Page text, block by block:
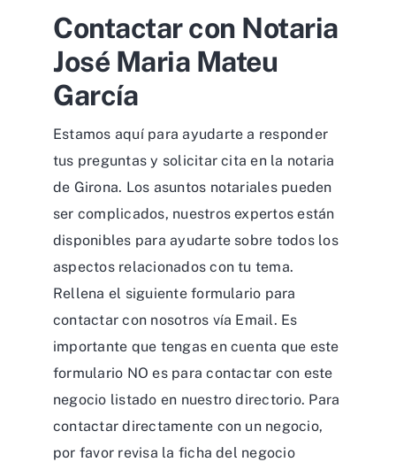
Contactar con Notaria
José Maria Mateu
García
Estamos aquí para ayudarte a responder
tus preguntas y solicitar cita en la notaria
de Girona. Los asuntos notariales pueden
ser complicados, nuestros expertos están
disponibles para ayudarte sobre todos los
aspectos relacionados con tu tema.
Rellena el siguiente formulario para
contactar con nosotros vía Email. Es
importante que tengas en cuenta que este
formulario NO es para contactar con este
negocio listado en nuestro directorio. Para
contactar directamente con un negocio,
por favor revisa la ficha del negocio